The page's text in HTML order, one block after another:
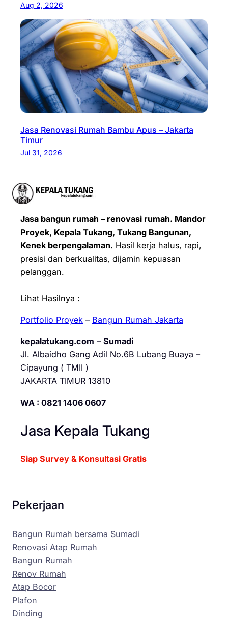
Aug 2, 2026
Jasa Renovasi Rumah Bambu Apus – Jakarta
Timur
Jul 31, 2026
Jasa bangun rumah – renovasi rumah. Mandor
Proyek, Kepala Tukang, Tukang Bangunan,
Kenek berpengalaman. Hasil kerja halus, rapi,
presisi dan berkualitas, dijamin kepuasan
pelanggan.
Lihat Hasilnya :
Portfolio Proyek – Bangun Rumah Jakarta
kepalatukang.com – Sumadi
Jl. Albaidho Gang Adil No.6B Lubang Buaya –
Cipayung ( TMII )
JAKARTA TIMUR 13810
WA : 0821 1406 0607
Jasa Kepala Tukang
Siap Survey & Konsultasi Gratis
Pekerjaan
Bangun Rumah bersama Sumadi
Renovasi Atap Rumah
Bangun Rumah
Renov Rumah
Atap Bocor
Plafon
Dinding